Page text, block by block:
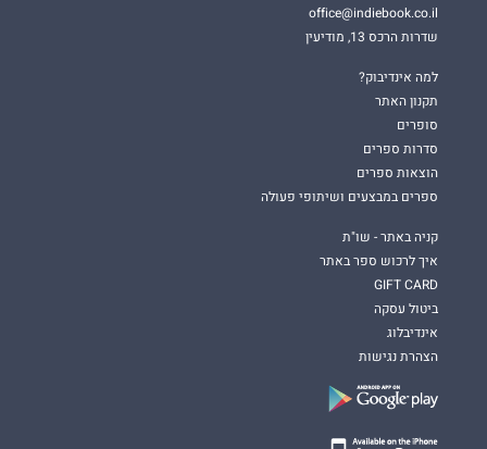
office@indiebook.co.il
שדרות הרכס 13, מודיעין
למה אינדיבוק?
תקנון האתר
סופרים
סדרות ספרים
הוצאות ספרים
ספרים במבצעים ושיתופי פעולה
קניה באתר - שו"ת
איך לרכוש ספר באתר
GIFT CARD
ביטול עסקה
אינדיבלוג
הצהרת נגישות